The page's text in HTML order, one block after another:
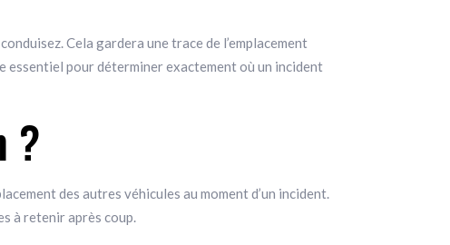
Cela gardera une trace de l’emplacement
essentiel pour déterminer exactement où un incident
?
des autres véhicules au moment d’un incident.
à retenir après coup.